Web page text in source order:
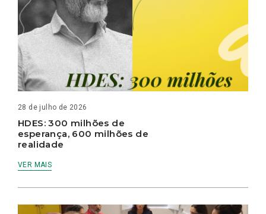
28 de julho de 2026
HDES: 300 milhões de
esperança, 600 milhões de
realidade
VER MAIS